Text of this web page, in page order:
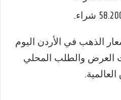
الذهب في الأردن اليوم
العرض والطلب المحلي